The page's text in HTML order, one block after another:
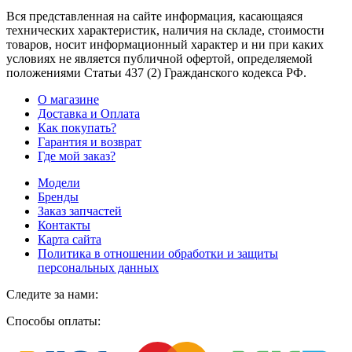
Вся представленная на сайте информация, касающаяся
технических характеристик, наличия на складе, стоимости
товаров, носит информационный характер и ни при каких
условиях не является публичной офертой, определяемой
положениями Статьи 437 (2) Гражданского кодекса РФ.
О магазине
Доставка и Оплата
Как покупать?
Гарантия и возврат
Где мой заказ?
Модели
Бренды
Заказ запчастей
Контакты
Карта сайта
Политика в отношении обработки и защиты
персональных данных
Следите за нами:
Способы оплаты: